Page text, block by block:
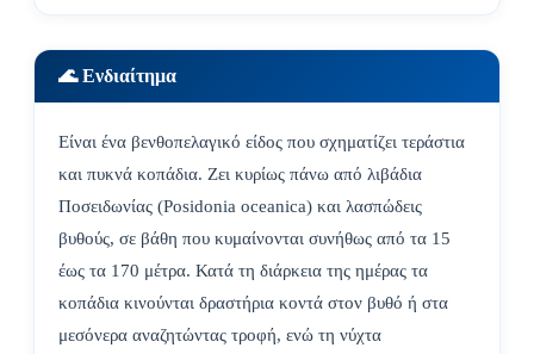
🌊 Ενδιαίτημα
Είναι ένα βενθοπελαγικό είδος που σχηματίζει τεράστια
και πυκνά κοπάδια. Ζει κυρίως πάνω από λιβάδια
Ποσειδωνίας (Posidonia oceanica) και λασπώδεις
βυθούς, σε βάθη που κυμαίνονται συνήθως από τα 15
έως τα 170 μέτρα. Κατά τη διάρκεια της ημέρας τα
κοπάδια κινούνται δραστήρια κοντά στον βυθό ή στα
μεσόνερα αναζητώντας τροφή, ενώ τη νύχτα